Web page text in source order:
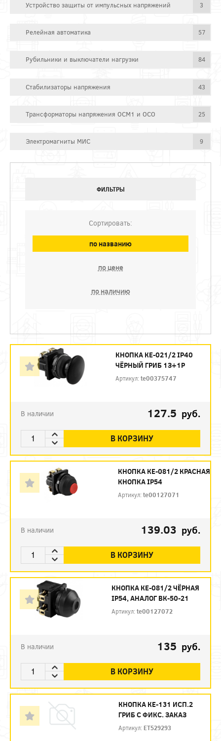
Устройство защиты от импульсных напряжений 3
Релейная автоматика 57
Рубильники и выключатели нагрузки 84
Стабилизаторы напряжения 43
Трансформаторы напряжения ОСМ1 и ОСО 25
Электромагниты МИС 9
ФИЛЬТРЫ
Сортировать:
по названию
по цене
по наличию
КНОПКА КЕ-021/2 IP40
ЧЁРНЫЙ ГРИБ 1З+1Р
Артикул:te00375747
В наличии 127.5 руб.
В КОРЗИНУ
КНОПКА КЕ-081/2 КРАСНАЯ
КНОПКА IP54
Артикул:te00127071
В наличии 139.03 руб.
В КОРЗИНУ
КНОПКА КЕ-081/2 ЧЁРНАЯ
IP54, АНАЛОГ ВК-50-21
Артикул:te00127072
В наличии 135 руб.
В КОРЗИНУ
КНОПКА КЕ-131 ИСП.2
ГРИБ С ФИКС. ЗАКАЗ
Артикул: ET529293